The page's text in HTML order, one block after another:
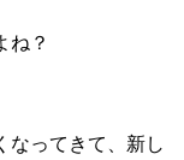
ね？
なってきて、新し